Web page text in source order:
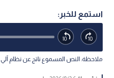
استمع للخبر:
ملاحظة: النص المسموع ناتج عن نظام آلي